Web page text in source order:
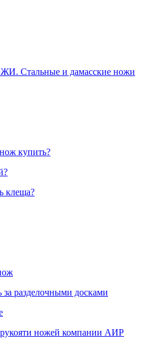
Стальные и дамасские ножи
купить?
клеща?
разделочными досками
рукояти ножей компании АИР